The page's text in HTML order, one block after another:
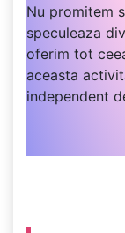
Nu promitem
speculeaza
oferim tot
aceasta
independent